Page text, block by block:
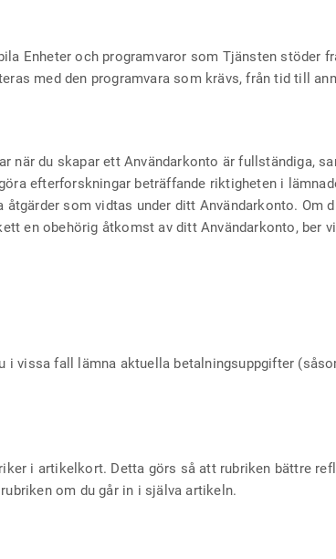
Enheter och programvaror som Tjänsten stöder
med den programvara som krävs, från tid till
när du skapar ett Användarkonto är fullständiga,
efterforskningar beträffande riktigheten i
som vidtas under ditt Användarkonto.
en obehörig åtkomst av ditt Användarkonto, ber
i vissa fall lämna aktuella betalningsuppgifter
i artikelkort. Detta görs så att rubriken bättre
om du går in i själva artikeln.